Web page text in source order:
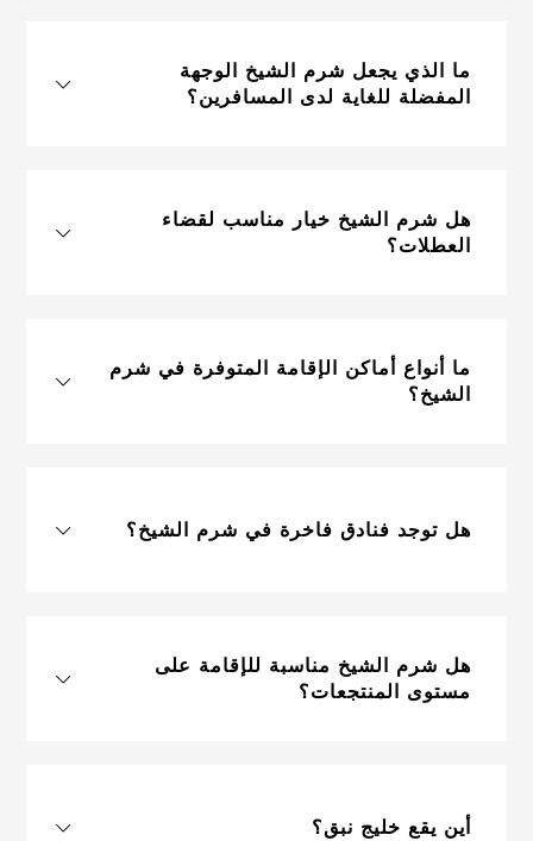
ما الذي يجعل شرم الشيخ الوجهة
المفضلة للغاية لدى المسافرين؟
هل شرم الشيخ خيار مناسب لقضاء
العطلات؟
ما أنواع أماكن الإقامة المتوفرة في شرم
الشيخ؟
هل توجد فنادق فاخرة في شرم الشيخ؟
هل شرم الشيخ مناسبة للإقامة على
مستوى المنتجعات؟
أين يقع خليج نبق؟